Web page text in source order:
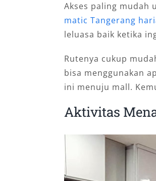
Akses paling mudah
matic Tangerang
leluasa baik ketika
Rutenya cukup
bisa menggunakan
ini menuju mall.
Aktivitas